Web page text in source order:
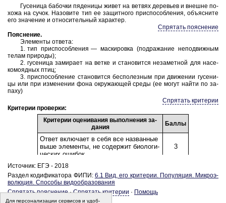
Гу­се­ни­ца ба­боч­ки пя­де­ни­цы живет на вет­вях де­ре­вьев и внеш­не по­
хо­жа на сучок. На­зо­ви­те тип ее за­щит­но­го при­спо­соб­ле­ния, объ­яс­ни­те
его зна­че­ние и от­но­си­тель­ный ха­рак­тер.
Спрятать пояснение
По­яс­не­ние.
Эле­мен­ты от­ве­та:
1. тип при­спо­соб­ле­ния — мас­ки­ров­ка (под­ра­жа­ние не­по­движ­ным
телам при­ро­ды);
2. гу­се­ни­ца за­ми­ра­ет на ветке и ста­но­вит­ся не­за­мет­ной для на­се­
ко­мо­яд­ных птиц;
3. при­спо­соб­ле­ние ста­но­вит­ся бес­по­лез­ным при дви­же­нии гу­се­ни­
цы или при из­ме­не­нии фона окру­жа­ю­щей среды (ее могут найти по за­
па­ху)
Спрятать критерии
Критерии проверки:
Кри­те­рии оце­ни­ва­ния вы­пол­не­ния за­
да­ния
Баллы
Ответ вклю­ча­ет в себя все на­зван­ные
выше эле­мен­ты, не со­дер­жит био­ло­ги­
че­ских оши­бок
3
Ответ вклю­ча­ет в себя два из на­зван­
ных выше эле­мен­тов и не со­дер­жит
био­ло­ги­че­ских оши­бок, ИЛИ ответ
вклю­ча­ет в себя три на­зван­ных выше
эле­мен­та, но со­дер­жит био­ло­ги­че­ские
Источник: ЕГЭ - 2018
Раздел кодификатора ФИПИ: 6.1 Вид, его кри­те­рии. По­пу­ля­ция. Мик­ро­э­
во­лю­ция. Спо­со­бы ви­до­об­ра­зо­ва­ния
Спрятать пояснение · Спрятать критерии · Помощь
Для пер­со­на­ли­за­ции сер­ви­сов и удоб­